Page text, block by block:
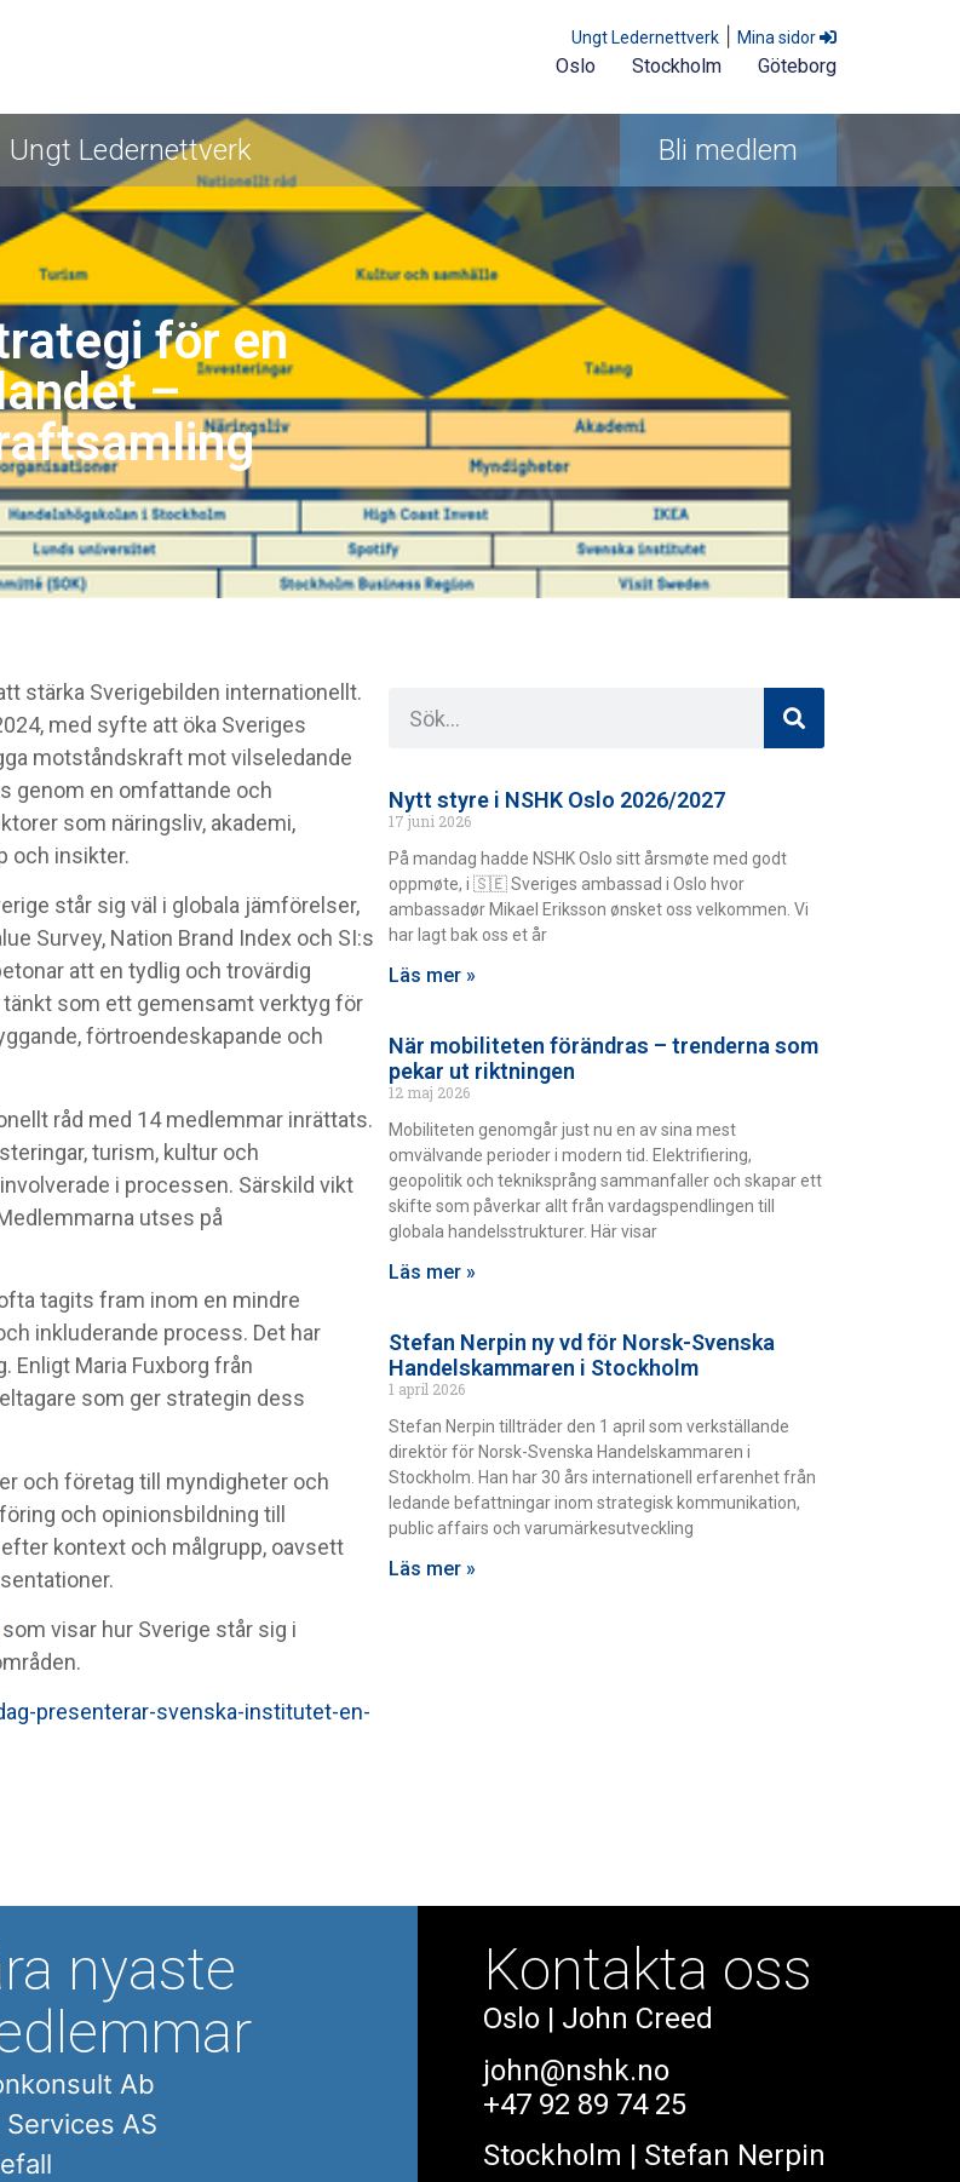
Ungt Ledernettverk Mina sidor
Oslo Stockholm Göteborg
Ungt Ledernettverk Bli medlem
för en
–
stärka Sverigebilden internationellt.
med syfte att öka Sveriges
motståndskraft mot vilseledande
genom en omfattande och
som näringsliv, akademi,
och insikter.
står sig väl i globala jämförelser,
Survey, Nation Brand Index och SI:s
att en tydlig och trovärdig
tänkt som ett gemensamt verktyg för
förtroendeskapande och
råd med 14 medlemmar inrättats.
turism, kultur och
i processen. Särskild vikt
utses på
tagits fram inom en mindre
inkluderande process. Det har
Enligt Maria Fuxborg från
som ger strategin dess
och företag till myndigheter och
och opinionsbildning till
kontext och målgrupp, oavsett
som visar hur Sverige står sig i
presenterar-svenska-institutet-en-
Nytt styre i NSHK Oslo 2026/2027
17 juni 2026
På mandag hadde NSHK Oslo sitt årsmøte med godt
oppmøte, i 🇸🇪 Sveriges ambassad i Oslo hvor
ambassadør Mikael Eriksson ønsket oss velkommen. Vi
har lagt bak oss et år
Läs mer »
När mobiliteten förändras – trenderna som
pekar ut riktningen
12 maj 2026
Mobiliteten genomgår just nu en av sina mest
omvälvande perioder i modern tid. Elektrifiering,
geopolitik och tekniksprång sammanfaller och skapar ett
skifte som påverkar allt från vardagspendlingen till
globala handelsstrukturer. Här visar
Läs mer »
Stefan Nerpin ny vd för Norsk-Svenska
Handelskammaren i Stockholm
1 april 2026
Stefan Nerpin tillträder den 1 april som verkställande
direktör för Norsk-Svenska Handelskammaren i
Stockholm. Han har 30 års internationell erfarenhet från
ledande befattningar inom strategisk kommunikation,
public affairs och varumärkesutveckling
Läs mer »
nyaste
Ab
Services AS
Kontakta oss
Oslo| John Creed
john@nshk.no
+47 92 89 74 25
Stockholm | Stefan Nerpin